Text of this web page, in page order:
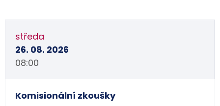
středa
26. 08. 2026
08:00
Komisionální zkoušky